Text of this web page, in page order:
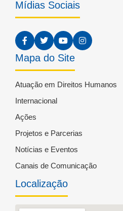
Mídias Sociais
Mapa do Site
Atuação em Direitos Humanos
Internacional
Ações
Projetos e Parcerias
Notícias e Eventos
Canais de Comunicação
Localização